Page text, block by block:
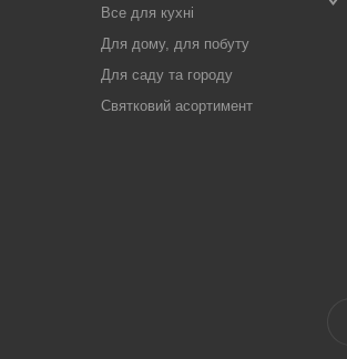
Все для кухні
Для дому, для побуту
Для саду та городу
Святковий асортимент